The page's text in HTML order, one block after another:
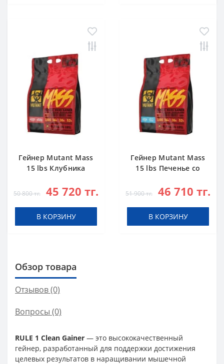
Гейнер Mutant Mass
15 lbs Клубника
50 800 тг. 45 720 тг.
В КОРЗИНУ
Гейнер Mutant Mass
15 lbs Печенье со
51 900 тг. 46 710 тг.
В КОРЗИНУ
Обзор товара
Отзывов (0)
Вопросы (0)
RULE 1 Clean Gainer — это высококачественный
гейнер, разработанный для поддержки достижения
целевых результатов в наращивании мышечной